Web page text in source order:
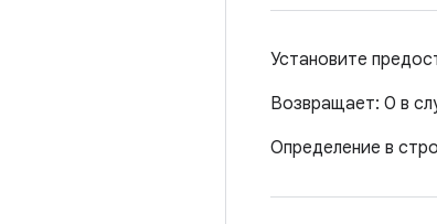
Установите
Возвращает: 0 в
Определение в